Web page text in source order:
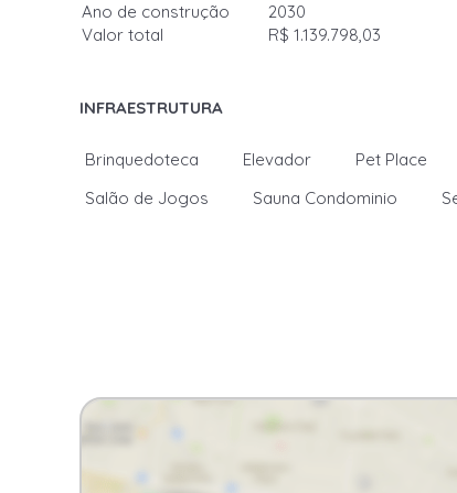
Ano de construção
2030
Valor total
R$ 1.139.798,03
INFRAESTRUTURA
Brinquedoteca Elevador Pet Place
Salão de Jogos
Sauna Condominio